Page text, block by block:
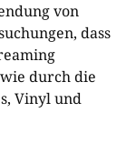
von
dass
durch die
Vinyl und